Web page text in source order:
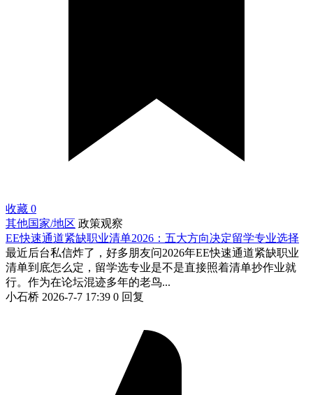
收藏 0
其他国家/地区 政策观察
EE快速通道紧缺职业清单2026：五大方向决定留学专业选择
最近后台私信炸了，好多朋友问2026年EE快速通道紧缺职业
清单到底怎么定，留学选专业是不是直接照着清单抄作业就
行。作为在论坛混迹多年的老鸟...
小石桥 2026-7-7 17:39 0 回复